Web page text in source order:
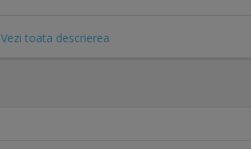
Vezi toata descrierea